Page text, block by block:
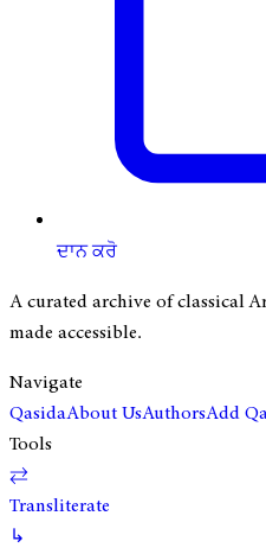
ਦਾਨ ਕਰੋ
A curated archive of classical
made accessible.
Navigate
QasidaAbout UsAuthorsAdd
Tools
⇄
Transliterate
↳